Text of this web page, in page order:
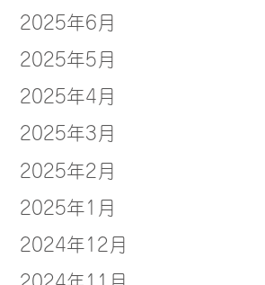
2025年6月
2025年5月
2025年4月
2025年3月
2025年2月
2025年1月
2024年12月
2024年11月